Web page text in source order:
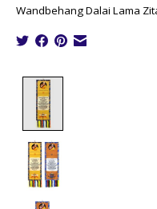
Wandbehang Dalai Lama